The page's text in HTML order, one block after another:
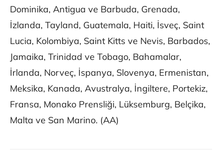
Dominika, Antigua ve Barbuda, Grenada,
İzlanda, Tayland, Guatemala, Haiti, İsveç, Saint
Lucia, Kolombiya, Saint Kitts ve Nevis, Barbados,
Jamaika, Trinidad ve Tobago, Bahamalar,
İrlanda, Norveç, İspanya, Slovenya, Ermenistan,
Meksika, Kanada, Avustralya, İngiltere, Portekiz,
Fransa, Monako Prensliği, Lüksemburg, Belçika,
Malta ve San Marino. (AA)